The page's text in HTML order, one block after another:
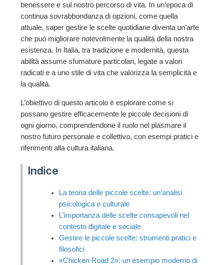
benessere e sul nostro percorso di vita. In un’epoca di
continua sovrabbondanza di opzioni, come quella
attuale, saper gestire le scelte quotidiane diventa un’arte
che può migliorare notevolmente la qualità della nostra
esistenza. In Italia, tra tradizione e modernità, questa
abilità assume sfumature particolari, legate a valori
radicati e a uno stile di vita che valorizza la semplicità e
la qualità.
L’obiettivo di questo articolo è esplorare come si
possano gestire efficacemente le piccole decisioni di
ogni giorno, comprendendone il ruolo nel plasmare il
nostro futuro personale e collettivo, con esempi pratici e
riferimenti alla cultura italiana.
Indice
La teoria delle piccole scelte: un’analisi
psicologica e culturale
L’importanza delle scelte consapevoli nel
contesto digitale e sociale
Gestire le piccole scelte: strumenti pratici e
filosofici
«Chicken Road 2»: un esempio moderno di